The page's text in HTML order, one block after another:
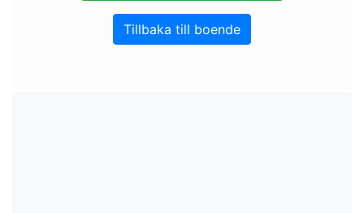
Tillbaka till boende